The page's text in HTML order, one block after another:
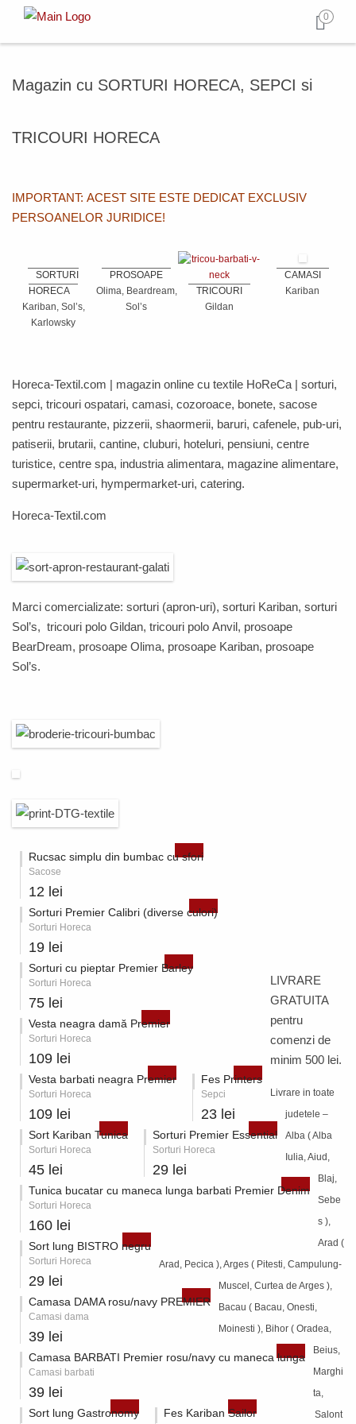
0
Magazin cu SORTURI HORECA, SEPCI si
TRICOURI HORECA
IMPORTANT: ACEST SITE ESTE DEDICAT EXCLUSIV
PERSOANELOR JURIDICE!
SORTURI
HORECA
Kariban, Sol’s,
Karlowsky
PROSOAPE
Olima, Beardream,
Sol’s
TRICOURI
Gildan
CAMASI
Kariban
Horeca-Textil.com | magazin online cu textile HoReCa | sorturi,
sepci, tricouri ospatari, camasi, cozoroace, bonete, sacose
pentru restaurante, pizzerii, shaormerii, baruri, cafenele, pub-uri,
patiserii, brutarii, cantine, cluburi, hoteluri, pensiuni, centre
turistice, centre spa, industria alimentara, magazine alimentare,
supermarket-uri, hympermarket-uri, catering.
Horeca-Textil.com
Marci comercializate: sorturi (apron-uri), sorturi Kariban, sorturi
Sol’s, tricouri polo Gildan, tricouri polo Anvil, prosoape
BearDream, prosoape Olima, prosoape Kariban, prosoape
Sol’s.
Rucsac simplu din bumbac cu sfori
Sacose
12 lei
Sorturi Premier Calibri (diverse culori)
Sorturi Horeca
19 lei
Sorturi cu pieptar Premier Barley
Sorturi Horeca
75 lei
Vesta neagra damă Premier
Sorturi Horeca
109 lei
Vesta barbati neagra Premier
Sorturi Horeca
109 lei
Fes Printers
Sepci
23 lei
Sort Kariban Tunica
Sorturi Horeca
45 lei
Sorturi Premier Essential
Sorturi Horeca
29 lei
Tunica bucatar cu maneca lunga barbati Premier Denim
Sorturi Horeca
160 lei
Sort lung BISTRO negru
Sorturi Horeca
29 lei
Camasa DAMA rosu/navy PREMIER
Camasi dama
39 lei
Camasa BARBATI Premier rosu/navy cu maneca lunga
Camasi barbati
39 lei
Sort lung Gastronomy Fes Kariban Sailor
LIVRARE
GRATUITA
pentru
comenzi de
minim 500 lei.
Livrare in toate
judetele –
Alba ( Alba
Iulia, Aiud,
Blaj,
Sebe
s ),
Arad (
Arad, Pecica ), Arges ( Pitesti, Campulung-
Muscel, Curtea de Arges ),
Bacau ( Bacau, Onesti,
Moinesti ), Bihor ( Oradea,
Beius,
Marghi
ta,
Salont